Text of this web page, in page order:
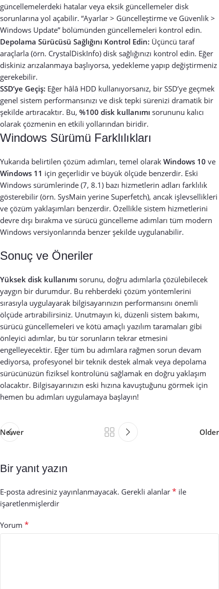
güncellemelerdeki hatalar veya eksik güncellemeler disk
sorunlarına yol açabilir. “Ayarlar > Güncelleştirme ve Güvenlik >
Windows Update” bölümünden güncellemeleri kontrol edin.
Depolama Sürücüsü Sağlığını Kontrol Edin: Üçüncü taraf
araçlarla (örn. CrystalDiskInfo) disk sağlığınızı kontrol edin. Eğer
diskiniz arızalanmaya başlıyorsa, yedekleme yapıp değiştirmeniz
gerekebilir.
SSD’ye Geçiş: Eğer hâlâ HDD kullanıyorsanız, bir SSD’ye geçmek
genel sistem performansınızı ve disk tepki sürenizi dramatik bir
şekilde artıracaktır. Bu, %100 disk kullanımı sorununu kalıcı
olarak çözmenin en etkili yollarından biridir.
Windows Sürümü Farklılıkları
Yukarıda belirtilen çözüm adımları, temel olarak Windows 10 ve
Windows 11 için geçerlidir ve büyük ölçüde benzerdir. Eski
Windows sürümlerinde (7, 8.1) bazı hizmetlerin adları farklılık
gösterebilir (örn. SysMain yerine Superfetch), ancak işlevsellikleri
ve çözüm yaklaşımları benzerdir. Özellikle sistem hizmetlerini
devre dışı bırakma ve sürücü güncelleme adımları tüm modern
Windows versiyonlarında benzer şekilde uygulanabilir.
Sonuç ve Öneriler
Yüksek disk kullanımı sorunu, doğru adımlarla çözülebilecek
yaygın bir durumdur. Bu rehberdeki çözüm yöntemlerini
sırasıyla uygulayarak bilgisayarınızın performansını önemli
ölçüde artırabilirsiniz. Unutmayın ki, düzenli sistem bakımı,
sürücü güncellemeleri ve kötü amaçlı yazılım taramaları gibi
önleyici adımlar, bu tür sorunların tekrar etmesini
engelleyecektir. Eğer tüm bu adımlara rağmen sorun devam
ediyorsa, profesyonel bir teknik destek almak veya depolama
sürücünüzün fiziksel kontrolünü sağlamak en doğru yaklaşım
olacaktır. Bilgisayarınızın eski hızına kavuştuğunu görmek için
hemen bu adımları uygulamaya başlayın!
Newer Older
Bir yanıt yazın
E-posta adresiniz yayınlanmayacak. Gerekli alanlar * ile
işaretlenmişlerdir
Yorum *